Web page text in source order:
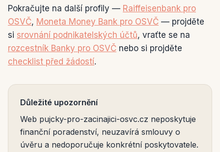
Pokračujte na další profily — Raiffeisenbank pro
OSVČ, Moneta Money Bank pro OSVČ — projděte
si srovnání podnikatelských účtů, vraťte se na
rozcestník Banky pro OSVČ nebo si projděte
checklist před žádostí.
Důležité upozornění
Web pujcky-pro-zacinajici-osvc.cz neposkytuje
finanční poradenství, neuzavírá smlouvy o
úvěru a nedoporučuje konkrétní poskytovatele.